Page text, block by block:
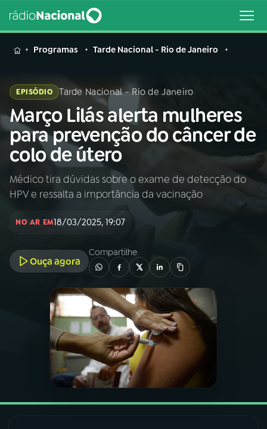
MENU
Buscar
na
Rádio
Nacional
Buscar
AO VIVO
INÍCIO
A RÁDIO
PROGRAMAÇÃO
PROGRAMAS
PODCASTS
Programas Tarde Nacional - Rio de Janeiro
EPISÓDIO Tarde Nacional - Rio de Janeiro
Março Lilás alerta mulheres
para prevenção do câncer de
colo de útero
Médico tira dúvidas sobre o exame de detecção do
HPV e ressalta a importância da vacinação
NO AR EM18/03/2025, 19:07
Ouça agora
Compartilhe